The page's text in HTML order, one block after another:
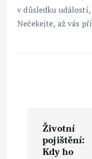
v důsledku
Nečekejte, až vás
Životní
pojištění:
Kdy ho